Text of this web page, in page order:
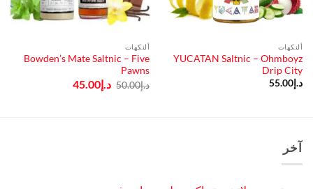
ألنكهات
YUCATAN Saltnic – Ohmboyz
Drip City
د.إ 55.00
ألنكهات
Bowden’s Mate Saltnic – Five
Pawns
د.إ50.00 السعر
الأصلي
د.إ45.00السعر
آخر